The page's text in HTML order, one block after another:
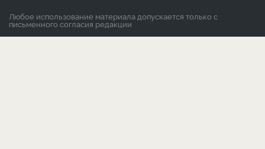
Любое использование материала допускается только с
письменного согласия редакции